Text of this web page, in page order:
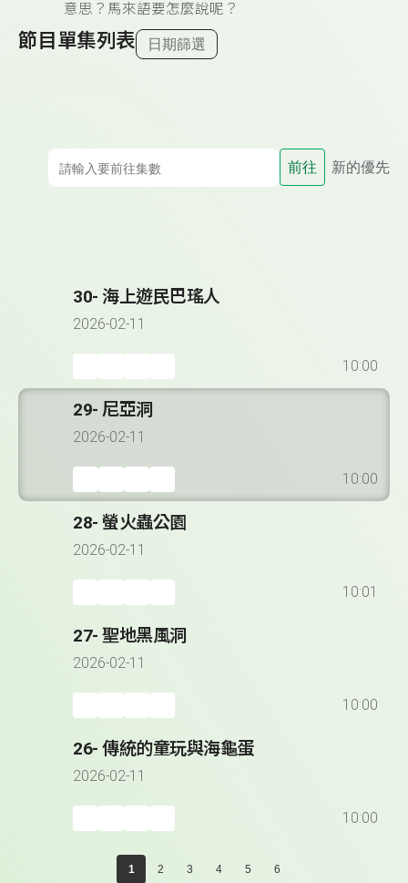
意思？馬來語要怎麼說呢？
節目單集列表 日期篩選
前往 新的優先
30- 海上遊民巴瑤人
2026-02-11
10:00
29- 尼亞洞
2026-02-11
10:00
28- 螢火蟲公園
2026-02-11
10:01
27- 聖地黑風洞
2026-02-11
10:00
26- 傳統的童玩與海龜蛋
2026-02-11
10:00
1 2 3 4 5 6